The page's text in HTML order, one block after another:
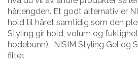
hårlengden. Et godt alternativ er
hold til håret samtidig som den
Styling gir hold, volum og
hodebunn). NISIM Styling Gel og
filter.